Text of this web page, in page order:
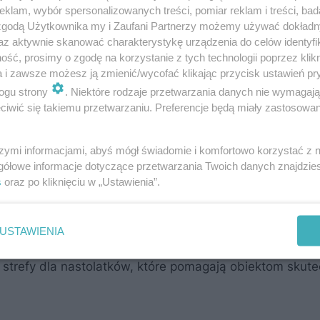
o powierzchni poniżej 5 tys. m² po duże obiekty
z nich mogą konkurować z małymi i średnimi
oferty najemców.
handlowych pozostaje bardzo aktywny, jednak
się na ich unowocześnianiu oraz wprowadzaniu
dla nastolatków, które pomagają obiektom
wybór spersonalizowanych treści, pomiar reklam i treści,
Użytkownika my i Zaufani Partnerzy możemy używać
aktywnie skanować charakterystykę urządzenia do celów
prosimy o zgodę na korzystanie z tych technologii poprzez
i zawsze możesz ją zmienić/wycofać klikając przycisk ustawień
strony
. Niektóre rodzaje przetwarzania danych nie
się takiemu przetwarzaniu. Preferencje będą miały
informacjami, abyś mógł świadomie i komfortowo korzystać z
informacje dotyczące przetwarzania Twoich danych
oraz po kliknięciu w „Ustawienia”.
USTAWIENIA